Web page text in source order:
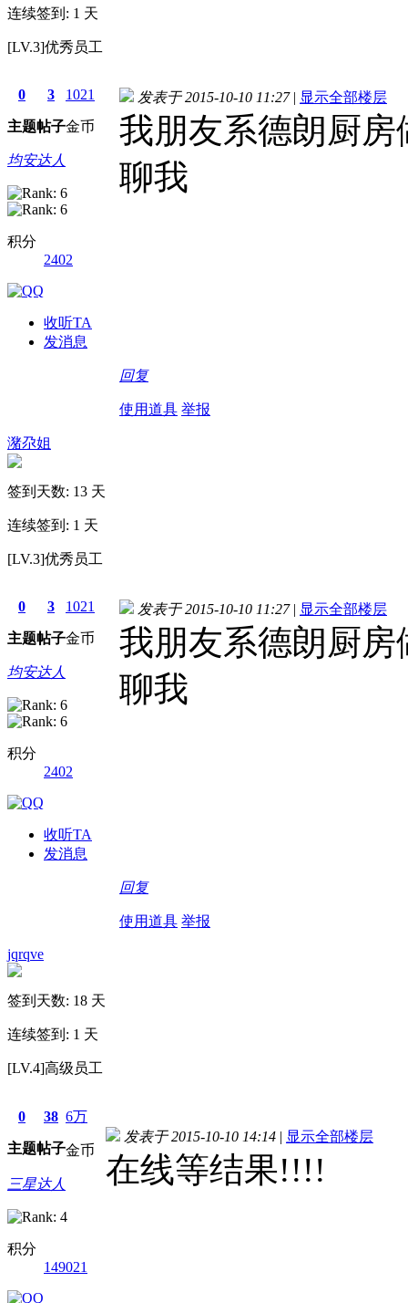
连续签到: 1 天
[LV.3]优秀员工
0
主题
3
帖子
1021
金币
均安达人
积分
2402
收听TA
发消息
发表于 2015-10-10 11:27 | 显示全部楼层
我朋友系德朗厨
聊我
回复
使用道具 举报
潴尕姐
签到天数: 13 天
连续签到: 1 天
[LV.3]优秀员工
0
主题
3
帖子
1021
金币
均安达人
积分
2402
收听TA
发消息
发表于 2015-10-10 11:27 | 显示全部楼层
我朋友系德朗厨
聊我
回复
使用道具 举报
jqrqve
签到天数: 18 天
连续签到: 1 天
[LV.4]高级员工
0
主题
38
帖子
6万
金币
三星达人
积分
149021
发表于 2015-10-10 14:14 | 显示全部楼层
在线等结果!!!!